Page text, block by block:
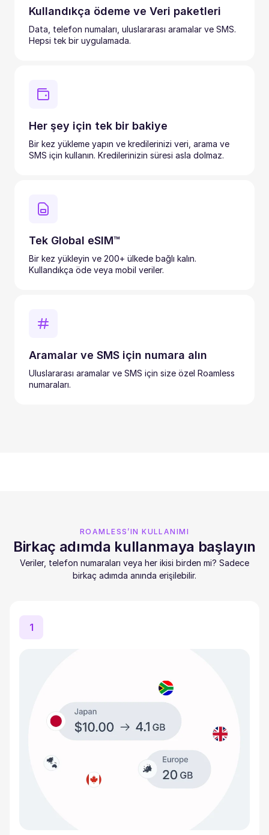
Kullandıkça ödeme ve Veri paketleri
Data, telefon numaları, uluslararası aramalar ve SMS.
Hepsi tek bir uygulamada.
Her şey için tek bir bakiye
Bir kez yükleme yapın ve kredilerinizi veri, arama ve
SMS için kullanın. Kredilerinizin süresi asla dolmaz.
Tek Global eSIM™
Bir kez yükleyin ve 200+ ülkede bağlı kalın.
Kullandıkça öde veya mobil veriler.
Aramalar ve SMS için numara alın
Uluslararası aramalar ve SMS için size özel Roamless
numaraları.
ROAMLESS’IN KULLANIMI
Birkaç adımda kullanmaya başlayın
Veriler, telefon numaraları veya her ikisi birden mi? Sadece
birkaç adımda anında erişilebilir.
1